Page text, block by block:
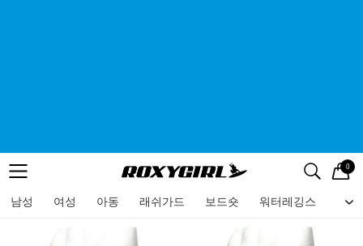
메뉴 검색
로고 0
남성 여성 아동 래쉬가드 보드숏 워터레깅스 비
메뉴